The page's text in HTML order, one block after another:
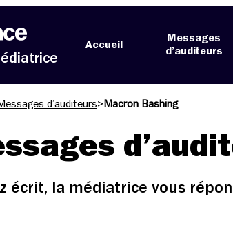
Accueil
Messages
d’auditeurs
d’auditeurs> Macron Bashing
écrit, la médiatrice vous